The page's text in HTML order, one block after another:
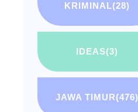
KRIMINAL(28)
IDEAS(3)
JAWA TIMUR(476)